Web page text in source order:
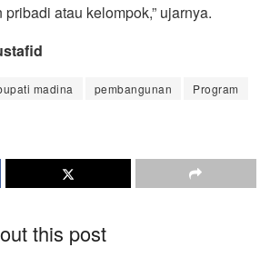
atau kelompok,” ujarnya.
madina pembangunan
Program
this post